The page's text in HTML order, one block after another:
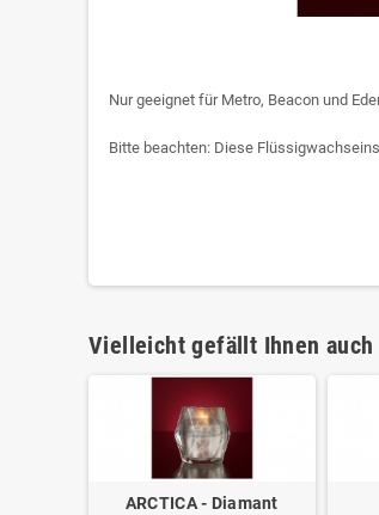
Nur geeignet für Metro, Beacon und
Bitte beachten: Diese
Vielleicht gefällt Ihnen auch
ARCTICA - Diamant